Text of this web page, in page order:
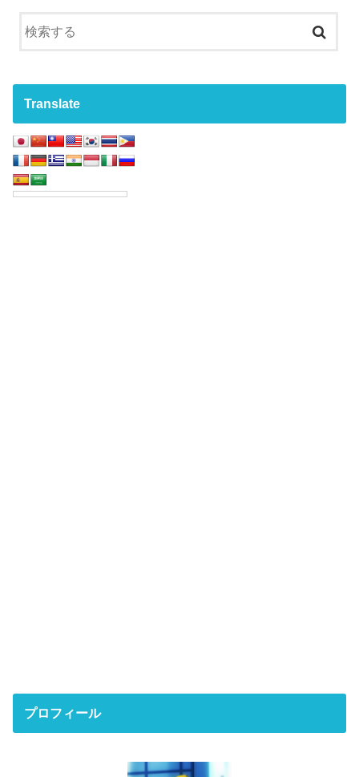
Translate
プロフィール